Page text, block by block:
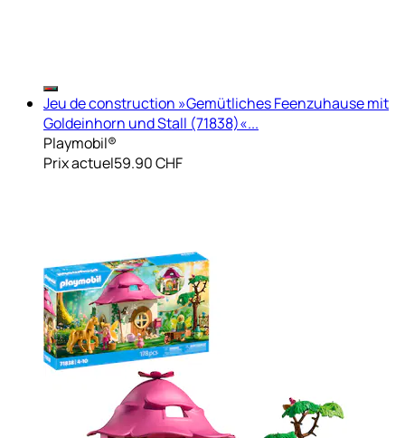
Jeu de construction »Gemütliches Feenzuhause mit
Goldeinhorn und Stall (71838)«...
Playmobil®
Prix actuel59.90 CHF